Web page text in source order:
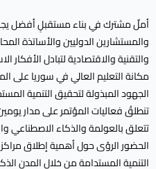
أملٌ مشترك في بناء مستقبلٍ أفضل
والمستشارين الدوليين والأساتذة
والتقنية والاقتصادية لتبادل الأفكار
مكانة التعليم العالي في سوريا على
الجهود المبذولة لتحقيق التنمية
تنطلقُ فعاليات المؤتمر على مدار
تتعلق بالعولمة والذكاء الاصطناعي
الحضور الرؤى حول أهمية إطلاق
التنمية المستدامة من خلال المدن